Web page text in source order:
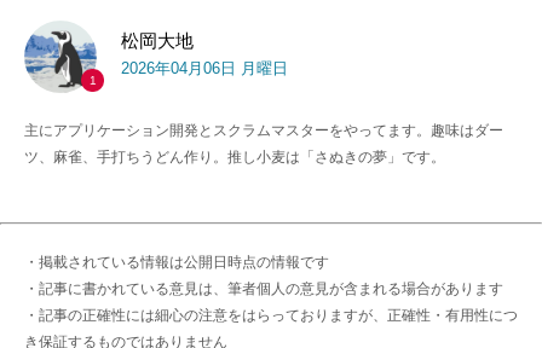
1
松岡大地
2026年04月06日 月曜日
主にアプリケーション開発とスクラムマスターをやってます。趣味はダー
ツ、麻雀、手打ちうどん作り。推し小麦は「さぬきの夢」です。
・掲載されている情報は公開日時点の情報です
・記事に書かれている意見は、筆者個人の意見が含まれる場合があります
・記事の正確性には細心の注意をはらっておりますが、正確性・有用性につ
き保証するものではありません